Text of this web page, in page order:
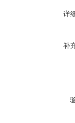
详
补